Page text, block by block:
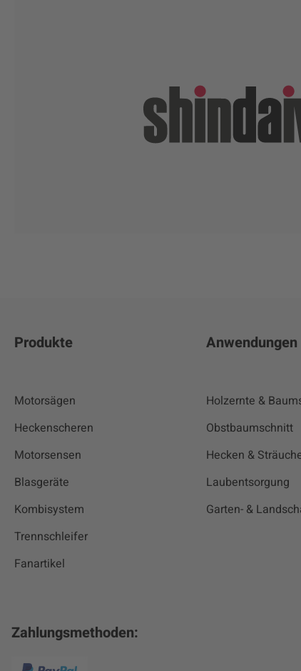
Produkte
Motorsägen
Heckenscheren
Motorsensen
Blasgeräte
Kombisystem
Trennschleifer
Fanartikel
Anwendungen
Holzernte &
Obstbaumschnitt
Hecken &
Laubentsorgung
Garten- &
Zahlungsmethoden: